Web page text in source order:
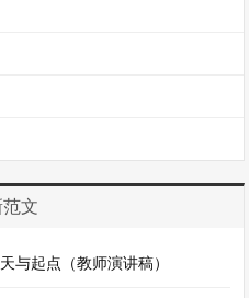
文
与起点（教师演讲稿）